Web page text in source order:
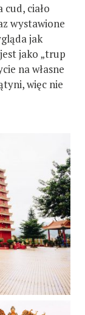
ciało
wystawione
jak
jako „trup
na własne
więc nie